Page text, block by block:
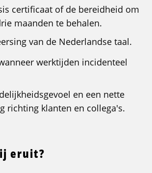
certificaat of de bereidheid om
maanden te behalen.
van de Nederlandse taal.
werktijden incidenteel
en een nette
richting klanten en collega's.
eruit?